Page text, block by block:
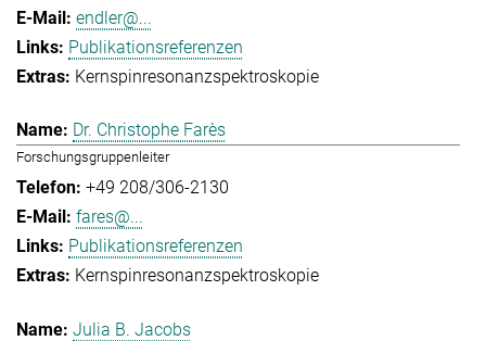
endler@...
Publikationsreferenzen
Kernspinresonanzspektroskopie
Dr. Christophe Farès
Forschungsgruppenleiter
+49 208/306-2130
fares@...
Publikationsreferenzen
Kernspinresonanzspektroskopie
Julia B. Jacobs